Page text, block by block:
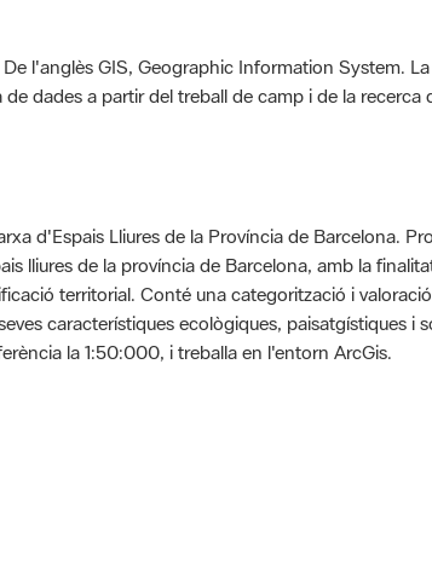
l'anglès GIS, Geographic Information System.
dades a partir del treball de camp i de la recerca
d'Espais Lliures de la Província de Barcelona.
lliures de la província de Barcelona, amb la
territorial. Conté una categorització i
característiques ecològiques, paisatgístiques i
la 1:50:000, i treballa en l'entorn ArcGis.
és de 0 estrelles de 5.